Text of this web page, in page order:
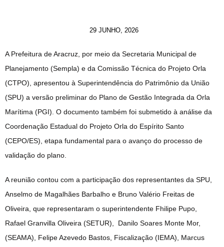
29 JUNHO, 2026
A Prefeitura de Aracruz, por meio da Secretaria Municipal de
Planejamento (Sempla) e da Comissão Técnica do Projeto Orla
(CTPO), apresentou à Superintendência do Patrimônio da União
(SPU) a versão preliminar do Plano de Gestão Integrada da Orla
Marítima (PGI). O documento também foi submetido à análise da
Coordenação Estadual do Projeto Orla do Espírito Santo
(CEPO/ES), etapa fundamental para o avanço do processo de
validação do plano.
A reunião contou com a participação dos representantes da SPU,
Anselmo de Magalhães Barbalho e Bruno Valério Freitas de
Oliveira, que representaram o superintendente Fhilipe Pupo,
Rafael Granvilla Oliveira (SETUR), Danilo Soares Monte Mor,
(SEAMA), Felipe Azevedo Bastos, Fiscalização (IEMA), Marcus